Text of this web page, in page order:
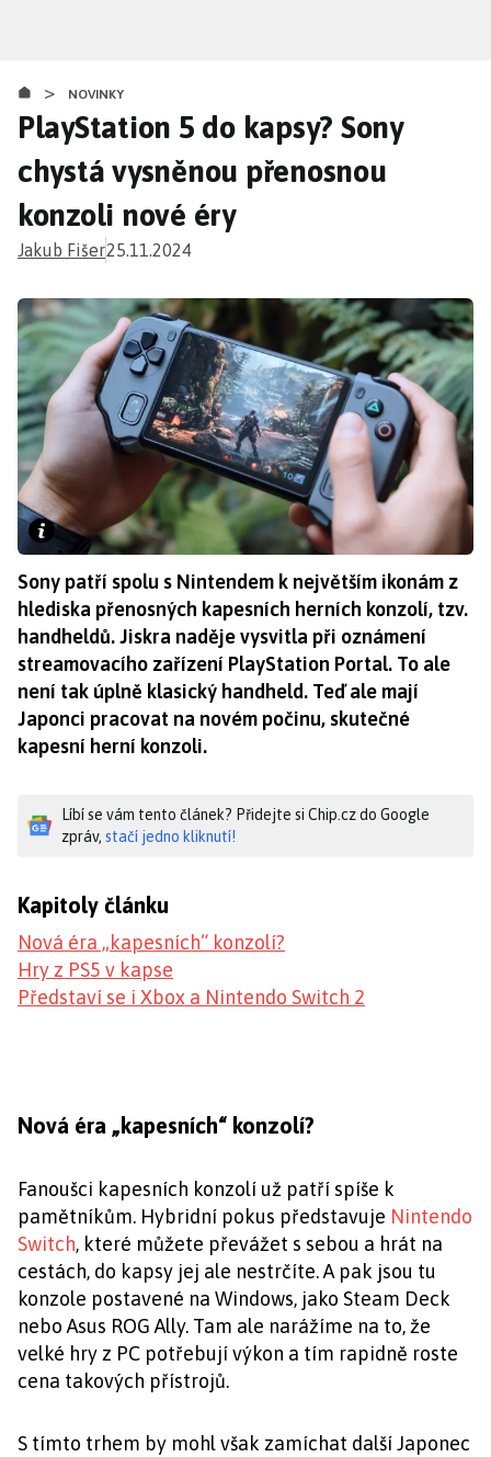
obsahu
> NOVINKY
PlayStation 5 do kapsy? Sony
chystá vysněnou přenosnou
konzoli nové éry
Jakub Fišer25.11.2024
Sony patří spolu s Nintendem k největším ikonám z
hlediska přenosných kapesních herních konzolí, tzv.
handheldů. Jiskra naděje vysvitla při oznámení
streamovacího zařízení PlayStation Portal. To ale
není tak úplně klasický handheld. Teď ale mají
Japonci pracovat na novém počinu, skutečné
kapesní herní konzoli.
Líbí se vám tento článek? Přidejte si Chip.cz do Google
zpráv, stačí jedno kliknutí!
Kapitoly článku
Nová éra „kapesních“ konzolí?
Hry z PS5 v kapse
Představí se i Xbox a Nintendo Switch 2
Nová éra „kapesních“ konzolí?
Fanoušci kapesních konzolí už patří spíše k
pamětníkům. Hybridní pokus představuje Nintendo
Switch, které můžete převážet s sebou a hrát na
cestách, do kapsy jej ale nestrčíte. A pak jsou tu
konzole postavené na Windows, jako Steam Deck
nebo Asus ROG Ally. Tam ale narážíme na to, že
velké hry z PC potřebují výkon a tím rapidně roste
cena takových přístrojů.
S tímto trhem by mohl však zamíchat další Japonec